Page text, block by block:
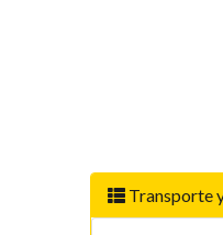
Transporte